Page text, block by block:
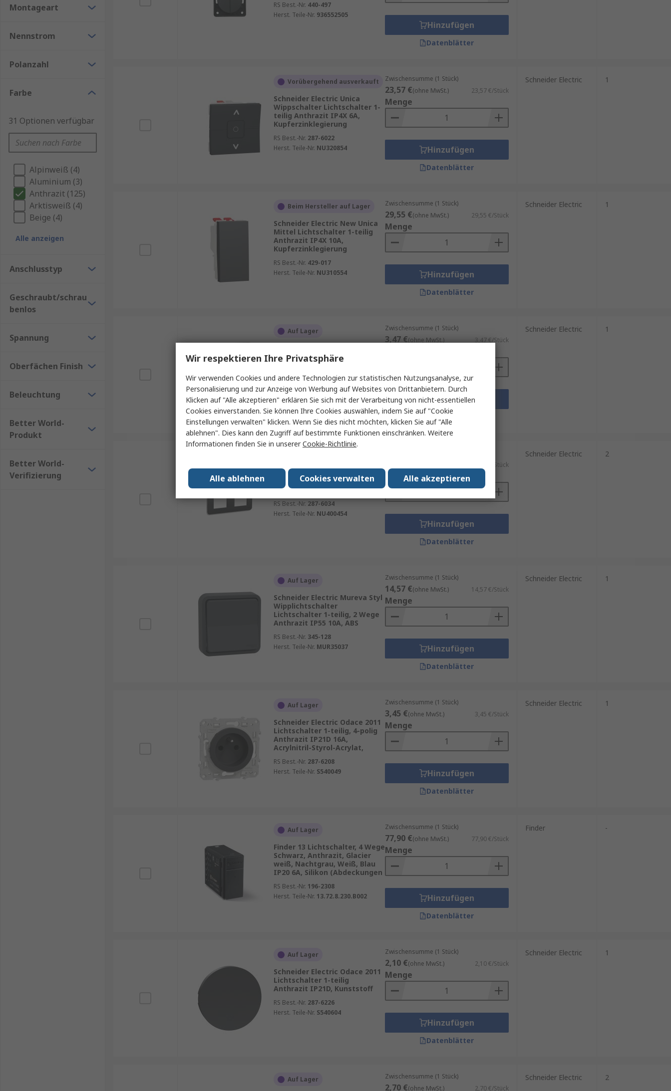
Montageart
Nennstrom
Polanzahl
Farbe
31 Optionen verfügbar
Alpinweiß (4)
Aluminium (3)
Anthrazit (125)
Arktisweiß (4)
Beige (4)
Alle anzeigen
Anschlusstyp
Geschraubt/schrau
benlos
Spannung
Oberfächen Finish
Beleuchtung
Better World-
Produkt
Better World-
Verifizierung
RS Best.-Nr. 440-497
Herst. Teile-Nr. 936552505
Hinzufügen
Datenblätter
Vorübergehend ausverkauft
Schneider Electric Unica
Wippschalter Lichtschalter 1-
teilig Anthrazit IP4X 6A,
Kupferzinklegierung
RS Best.-Nr. 287-6022
Herst. Teile-Nr. NU320854
Zwischensumme (1 Stück)
23,57 €(ohne MwSt.) 23,57 €/Stück
Menge
Hinzufügen
Datenblätter
Schneider Electric 1
Beim Hersteller auf Lager
Schneider Electric New Unica
Mittel Lichtschalter 1-teilig
Anthrazit IP4X 10A,
Kupferzinklegierung
RS Best.-Nr. 429-017
Herst. Teile-Nr. NU310554
Zwischensumme (1 Stück)
29,55 €(ohne MwSt.) 29,55 €/Stück
Menge
Hinzufügen
Datenblätter
Schneider Electric 1
Auf Lager
Lichtschalter 1-teilig
Anthrazit, ABS
RS Best.-Nr.287-6038
Herst. Teile-Nr.NU840254
Zwischensumme (1 Stück)
3,47 €(ohne MwSt.) 3,47 €/Stück
Hinzufügen
Datenblätter
Schneider Electric 1
Schneider Electric Unica Pro
Lichtschalter 2-teilig
Anthrazit IP21D, Kunststoff
RS Best.-Nr. 287-6034
Herst. Teile-Nr. NU400454
4,40 €/Stück
Menge
Hinzufügen
Datenblätter
Schneider Electric 2
Auf Lager
Schneider Electric Mureva Styl
Wipplichtschalter
Lichtschalter 1-teilig, 2 Wege
Anthrazit IP55 10A, ABS
RS Best.-Nr. 345-128
Herst. Teile-Nr. MUR35037
Zwischensumme (1 Stück)
14,57 €(ohne MwSt.) 14,57 €/Stück
Menge
Hinzufügen
Datenblätter
Schneider Electric 1
Auf Lager
Schneider Electric Odace 2011
Lichtschalter 1-teilig, 4-polig
Anthrazit IP21D 16A,
Acrylnitril-Styrol-Acrylat,
RS Best.-Nr. 287-6208
Herst. Teile-Nr. S540049
Zwischensumme (1 Stück)
3,45 €(ohne MwSt.) 3,45 €/Stück
Menge
Hinzufügen
Datenblätter
Schneider Electric 1
Auf Lager
Finder 13 Lichtschalter, 4 Wege
Schwarz, Anthrazit, Glacier
weiß, Nachtgrau, Weiß, Blau
IP20 6A, Silikon (Abdeckungen
RS Best.-Nr. 196-2308
Herst. Teile-Nr. 13.72.8.230.B002
Zwischensumme (1 Stück)
77,90 €(ohne MwSt.) 77,90 €/Stück
Menge
Hinzufügen
Datenblätter
Finder -
Auf Lager
Schneider Electric Odace 2011
Lichtschalter 1-teilig
Anthrazit IP21D, Kunststoff
RS Best.-Nr. 287-6226
Herst. Teile-Nr. S540604
Zwischensumme (1 Stück)
2,10 €(ohne MwSt.) 2,10 €/Stück
Menge
Hinzufügen
Datenblätter
Schneider Electric 1
Auf Lager Zwischensumme (1 Stück)
2,70 €(ohne MwSt.) 2,70 €/Stück
Schneider Electric 2
Wir respektieren Ihre Privatsphäre
Wir verwenden Cookies und andere Technologien zur statistischen Nutzungsanalyse, zur
Personalisierung und zur Anzeige von Werbung auf Websites von Drittanbietern. Durch
Klicken auf "Alle akzeptieren" erklären Sie sich mit der Verarbeitung von nicht-essentiellen
Cookies einverstanden. Sie können Ihre Cookies auswählen, indem Sie auf "Cookie
Einstellungen verwalten" klicken. Wenn Sie dies nicht möchten, klicken Sie auf "Alle
ablehnen". Dies kann den Zugriff auf bestimmte Funktionen einschränken. Weitere
Informationen finden Sie in unsererCookie-Richtlinie.
Alle akzeptieren
Cookies verwalten
Alle ablehnen